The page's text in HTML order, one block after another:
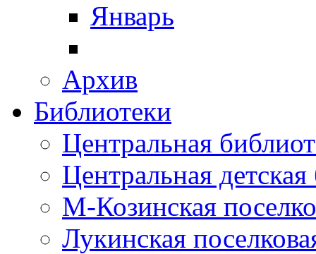
Январь
Архив
Библиотеки
Центральная
Центральная
М-Козинская
Лукинская